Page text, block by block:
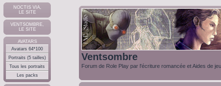
NOCTIS VIA,
LE SITE
VENTSOMBRE,
LE SITE
AVATARS
Avatars 64*100
Portraits (5 tailles)
Tous les portraits
Les packs
Ventsombre
Forum de Role Play par l'écriture romancée et Aides de